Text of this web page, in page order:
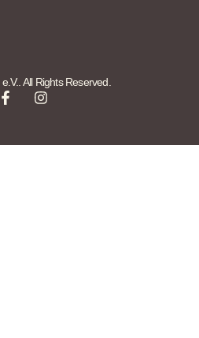
All Rights Reserved.